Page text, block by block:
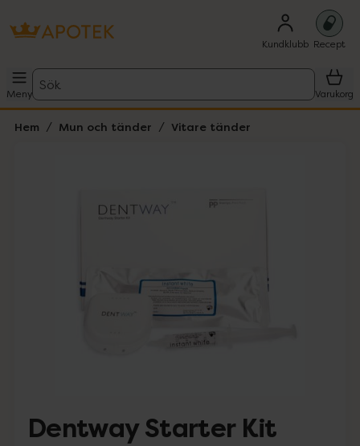
Kundklubb Recept
Meny
Sök
Varukorg
Hem Mun och tänder Vitare tänder
Dentway Starter Kit